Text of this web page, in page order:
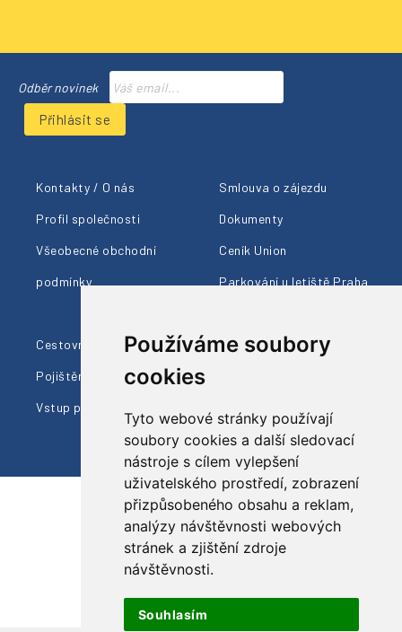
Používáme soubory
cookies
Tyto webové stránky používají
soubory cookies a další sledovací
nástroje s cílem vylepšení
uživatelského prostředí, zobrazení
přizpůsobeného obsahu a reklam,
analýzy návštěvnosti webových
stránek a zjištění zdroje
návštěvnosti.
Souhlasím
Odběr novinek
Přihlásit se
Kontakty / O nás
Profil společnosti
Všeobecné obchodní
podmínky
Smlouva o zájezdu
Dokumenty
Ceník Union
Parkování u letiště Praha
Cestovní pojištění
Pojištění proti úpadku
Ohlasy klientů
Vstup pro prodejce
Sledujte nás